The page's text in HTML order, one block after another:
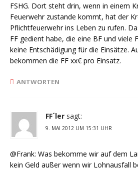
FSHG. Dort steht drin, wenn in einem
Feuerwehr zustande kommt, hat der
Pflichtfeuerwehr ins Leben zu rufen.
FF gedient habe, die eine BF und viele
keine Entschädigung für die Einsätze.
bekommen die FF xx€ pro Einsatz.
ANTWORTEN
FF´ler sagt:
9. MAI 2012 UM 15:31 UHR
@Frank: Was bekomme wir auf dem
kein Geld außer wenn wir Lohnausfall